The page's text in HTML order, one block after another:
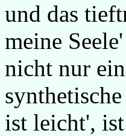
und das
meine
nicht nur
ist leicht',